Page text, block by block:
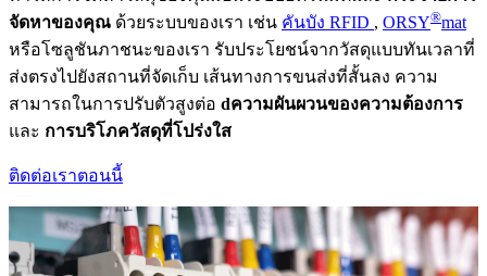
จัดหาของคุณ ด้วยระบบของเรา เช่น คันบัง RFID , ORSY®mat
หรือโซลูชันภาชนะของเรา รับประโยชน์จากวัสดุแบบทันเวลาที่
ส่งตรงไปยังสถานที่จัดเก็บ เส้นทางการขนส่งที่สั้นลง ความ
สามารถในการปรับตัวสูงต่อ dความผันผวนของความต้องการ
และ การบริโภควัสดุที่โปร่งใส
ติดต่อเราตอนนี้